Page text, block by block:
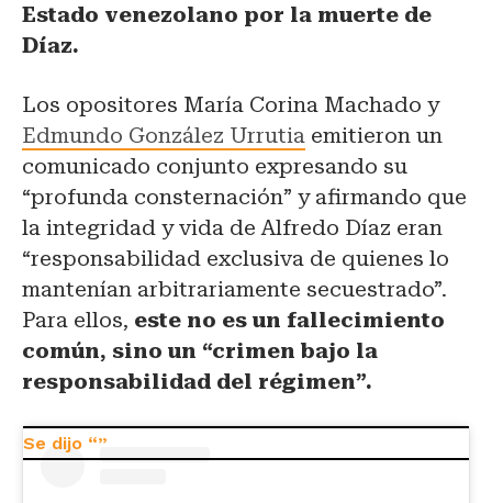
Estado venezolano por la muerte de
Díaz.
Los opositores María Corina Machado y
Edmundo González Urrutia emitieron un
comunicado conjunto expresando su
“profunda consternación” y afirmando que
la integridad y vida de Alfredo Díaz eran
“responsabilidad exclusiva de quienes lo
mantenían arbitrariamente secuestrado”.
Para ellos, este no es un fallecimiento
común, sino un “crimen bajo la
responsabilidad del régimen”.